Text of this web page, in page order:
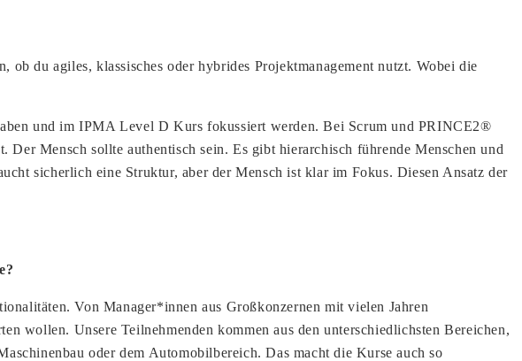
du agiles, klassisches oder hybrides Projektmanagement nutzt. Wobei die
und im IPMA Level D Kurs fokussiert werden. Bei Scrum und PRINCE2®
Der Mensch sollte authentisch sein. Es gibt hierarchisch führende Menschen und
sicherlich eine Struktur, aber der Mensch ist klar im Fokus. Diesen Ansatz der
Von Manager*innen aus Großkonzernen mit vielen Jahren
wollen. Unsere Teilnehmenden kommen aus den unterschiedlichsten Bereichen,
oder dem Automobilbereich. Das macht die Kurse auch so